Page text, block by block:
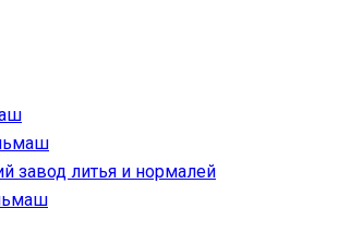
завод литья и нормалей